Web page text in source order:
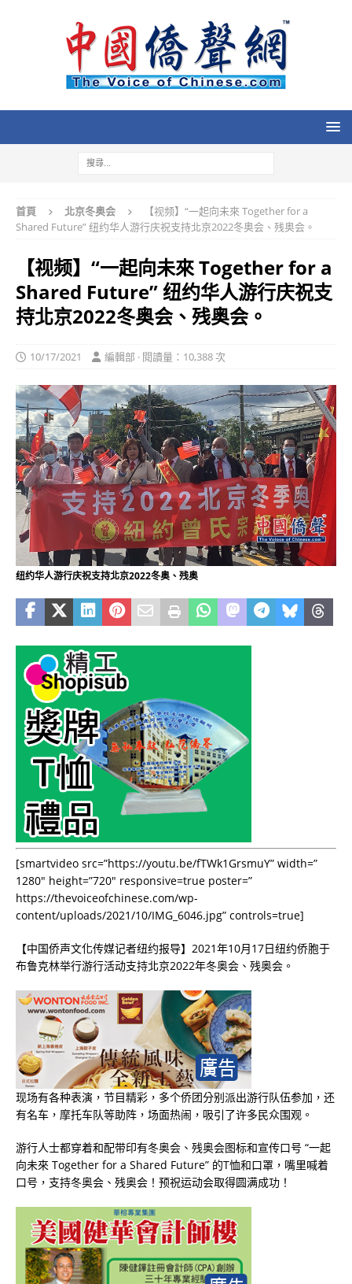
首頁 北京冬奥会
【视频】“一起向未來 Together for a
Shared Future” 纽约华人游行庆祝支持北京2022冬奥会、残奥会。
【视频】“一起向未來 Together for a
Shared Future” 纽约华人游行庆祝支
持北京2022冬奥会、残奥会。
10/17/2021 編輯部 · 閱讀量：10,388 次
纽约华人游行庆祝支持北京2022冬奥、残奥
[smartvideo src=”https://youtu.be/fTWk1GrsmuY” width=”
1280″ height=”720″ responsive=true poster=”
https://thevoiceofchinese.com/wp-
content/uploads/2021/10/IMG_6046.jpg” controls=true]
【中国侨声文化传媒记者纽约报导】2021年10月17日纽约侨胞于
布鲁克林举行游行活动支持北京2022年冬奥会、残奥会。
现场有各种表演，节目精彩，多个侨团分别派出游行队伍参加，还
有名车，摩托车队等助阵，场面热闹，吸引了许多民众围观。
游行人士都穿着和配带印有冬奥会、残奥会图标和宣传口号 “一起
向未來 Together for a Shared Future” 的T恤和口罩，嘴里喊着
口号，支持冬奥会、残奥会！预祝运动会取得圆满成功！